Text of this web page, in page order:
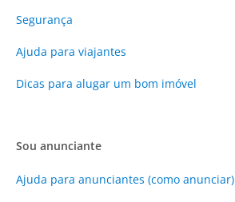
Segurança
Ajuda para viajantes
Dicas para alugar um bom imóvel
Sou anunciante
Ajuda para anunciantes (como anunciar)